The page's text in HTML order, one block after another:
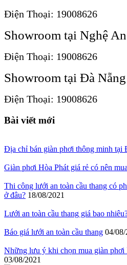
Điện Thoại: 19008626
Showroom tại Nghệ An
Điện Thoại: 19008626
Showroom tại Đà Nẵng
Điện Thoại: 19008626
Bài viết mới
Địa chỉ bán giàn phơi thông minh tại
Giàn phơi Hòa Phát giá rẻ có nên
Thi công lưới an toàn cầu thang có
ở đâu? 18/08/2021
Lưới an toàn cầu thang giá bao
Báo giá lưới an toàn cầu thang 04/08/
Những lưu ý khi chọn mua giàn phơi
03/08/2021